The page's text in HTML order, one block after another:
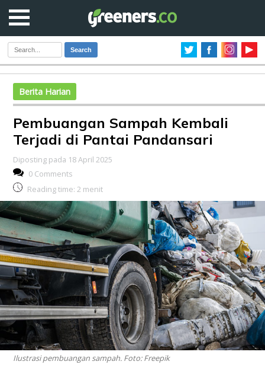
Search
Berita Harian
Pembuangan Sampah Kembali
Terjadi di Pantai Pandansari
Diposting pada 18 April 2025
0 Comments
Reading time: 2 menit
Ilustrasi pembuangan sampah. Foto: Freepik